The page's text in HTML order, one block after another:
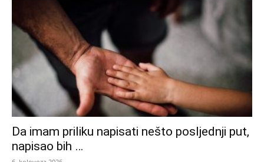
Da imam priliku napisati nešto posljednji put,
napisao bih …